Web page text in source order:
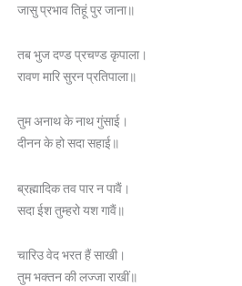
जासु प्रभाव तिहूं पुर जाना॥
तब भुज दण्ड प्रचण्ड कृपाला।
रावण मारि सुरन प्रतिपाला॥
तुम अनाथ के नाथ गुंसाई।
दीनन के हो सदा सहाई॥
ब्रह्मादिक तव पार न पावैं।
सदा ईश तुम्हरो यश गावैं॥
चारिउ वेद भरत हैं साखी।
तुम भक्तन की लज्जा राखीं॥